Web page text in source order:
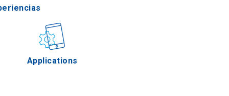
Applications